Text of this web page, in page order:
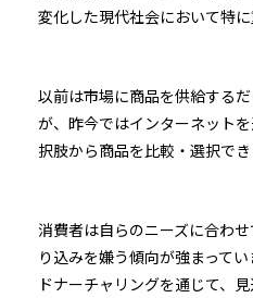
変化した現代社会において特に
以前は市場に商品を供給する
が、昨今ではインターネット
択肢から商品を比較・選択でき
消費者は自らのニーズに合わ
り込みを嫌う傾向が強まって
ドナーチャリングを通じて、